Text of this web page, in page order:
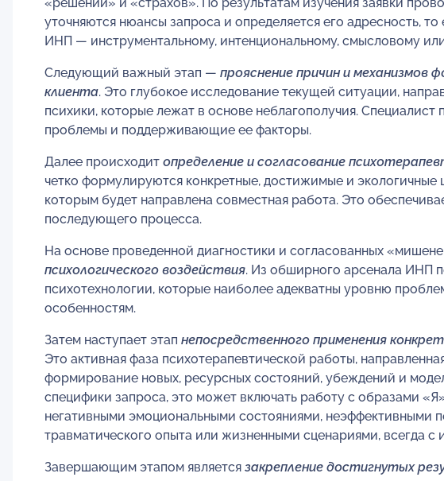
уточняются нюансы запроса и определяется его адресность,
ИНП — инструментальному, интенциональному, смысловому
Следующий важный этап — прояснение причин и механизмов
клиента. Это глубокое исследование текущей ситуации,
психики, которые лежат в основе неблагополучия. Специалист
проблемы и поддерживающие ее факторы.
Далее происходит определение и согласование
четко формулируются конкретные, достижимые и
которым будет направлена совместная работа. Это
последующего процесса.
На основе проведенной диагностики и согласованных
психологического воздействия. Из обширного арсенала ИНП
психотехнологии, которые наиболее адекватны уровню
особенностям.
Затем наступает этап непосредственного применения
Это активная фаза психотерапевтической работы,
формирование новых, ресурсных состояний, убеждений и
специфики запроса, это может включать работу с образами
негативными эмоциональными состояниями, неэффективными
травматического опыта или жизненными сценариями, всегда с
Завершающим этапом является закрепление достигнутых